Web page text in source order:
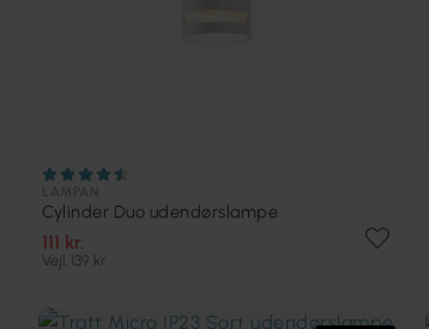
Cylinder Duo udendørslampe
111 kr.
Vejl. 139 kr.